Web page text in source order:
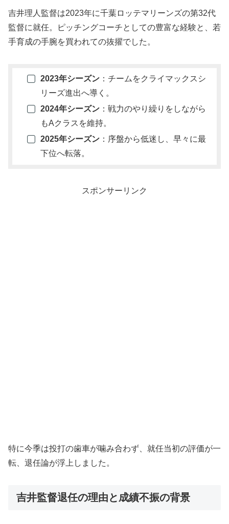
吉井理人監督は2023年に千葉ロッテマリーンズの第32代
監督に就任。ピッチングコーチとしての豊富な経験と、若
手育成の手腕を買われての抜擢でした。
2023年シーズン：チームをクライマックスシ
リーズ進出へ導く。
2024年シーズン：戦力のやり繰りをしながら
もAクラスを維持。
2025年シーズン：序盤から低迷し、早々に最
下位へ転落。
スポンサーリンク
特に今季は投打の歯車が噛み合わず、就任当初の評価が一
転、退任論が浮上しました。
吉井監督退任の理由と成績不振の背景